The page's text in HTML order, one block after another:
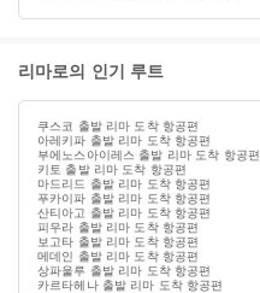
리마로의 인기 루트
쿠스코 출발 리마 도착 항공편
아레키파 출발 리마 도착 항공편
부에노스아이레스 출발 리마 도착 항공편
키토 출발 리마 도착 항공편
마드리드 출발 리마 도착 항공편
푸카이파 출발 리마 도착 항공편
산티아고 출발 리마 도착 항공편
피우라 출발 리마 도착 항공편
보고타 출발 리마 도착 항공편
메데인 출발 리마 도착 항공편
상파울루 출발 리마 도착 항공편
카르타헤나 출발 리마 도착 항공편